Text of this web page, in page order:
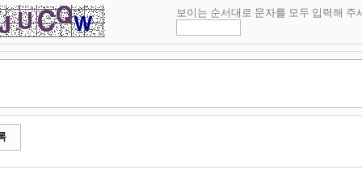
보이는 순서대로 문자를 모두 입력해 주